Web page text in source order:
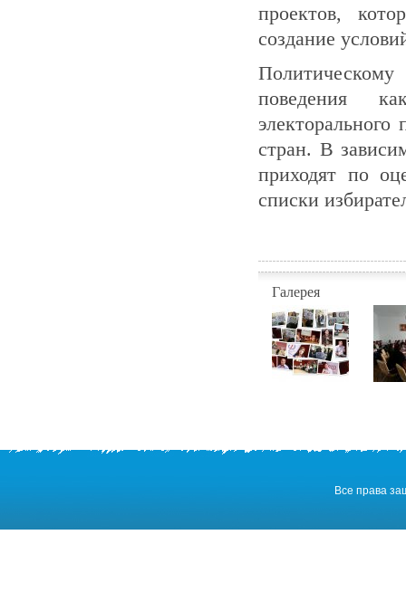
проектов,
создание
поведения
стран. В
приходят по
списки
Галерея
Все права